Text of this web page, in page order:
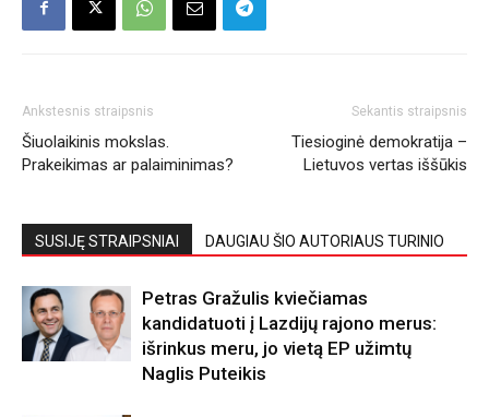
Ankstesnis straipsnis
Šiuolaikinis mokslas.
Prakeikimas ar palaiminimas?
Sekantis straipsnis
Tiesioginė demokratija –
Lietuvos vertas iššūkis
SUSIJĘ STRAIPSNIAI DAUGIAU ŠIO AUTORIAUS TURINIO
Petras Gražulis kviečiamas
kandidatuoti į Lazdijų rajono merus:
išrinkus meru, jo vietą EP užimtų
Naglis Puteikis